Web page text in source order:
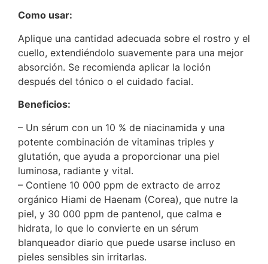
Como usar:
Aplique una cantidad adecuada sobre el rostro y el
cuello, extendiéndolo suavemente para una mejor
absorción. Se recomienda aplicar la loción
después del tónico o el cuidado facial.
Beneficios:
– Un sérum con un 10 % de niacinamida y una
potente combinación de vitaminas triples y
glutatión, que ayuda a proporcionar una piel
luminosa, radiante y vital.
– Contiene 10 000 ppm de extracto de arroz
orgánico Hiami de Haenam (Corea), que nutre la
piel, y 30 000 ppm de pantenol, que calma e
hidrata, lo que lo convierte en un sérum
blanqueador diario que puede usarse incluso en
pieles sensibles sin irritarlas.